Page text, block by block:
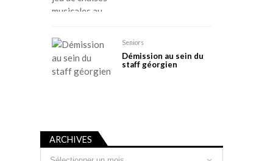
Seniors
Démission au sein du
staff géorgien
ARCHIVES